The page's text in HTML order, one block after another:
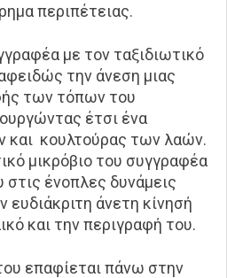
περιπέτειας.
με τον ταξιδιωτικό
την άνεση μιας
των τόπων του
έτσι ένα
και κουλτούρας των λαών.
μικρόβιο του συγγραφέα
στις ένοπλες δυνάμεις
ευδιάκριτη άνετη κίνησή
και την περιγραφή του.
επαφίεται πάνω στην